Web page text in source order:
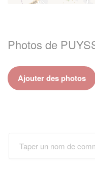
Photos de
Ajouter des photos